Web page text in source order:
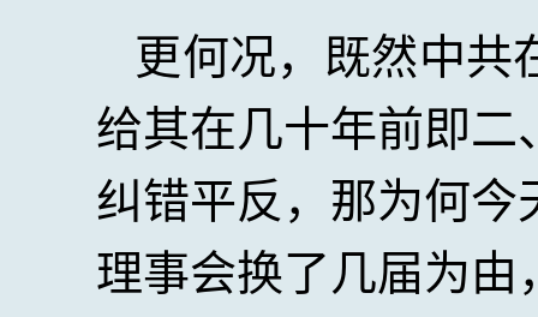
更何况，既然中共
给其在几十年前即
纠错平反，那为何
理事会换了几届为